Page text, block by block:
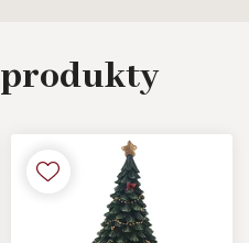
produkty